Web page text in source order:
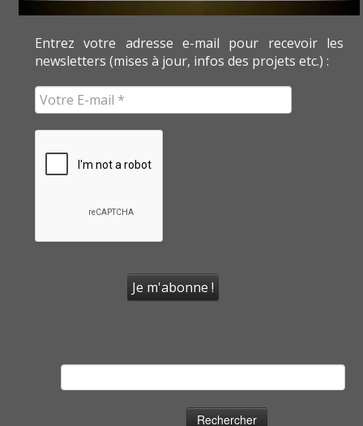
Entrez votre adresse e-mail pour recevoir les
newsletters (mises à jour, infos des projets etc.) :